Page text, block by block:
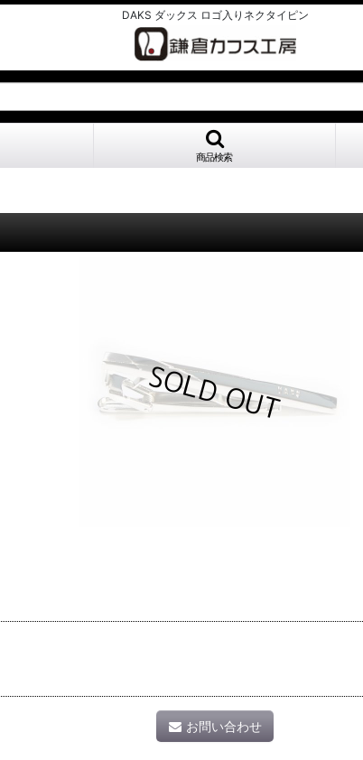
DAKS ダックス ロゴ入りネクタイピン
商品検索
お問い合わせ